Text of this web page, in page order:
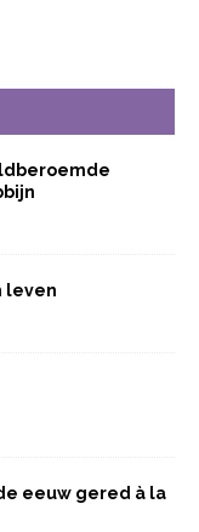
leven
eeuw gered à la